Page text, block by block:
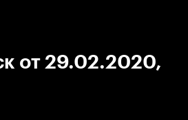
от 29.02.2020,